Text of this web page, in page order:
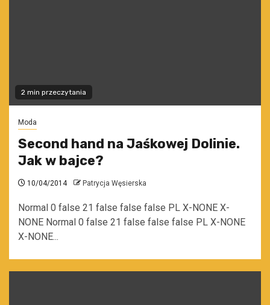
2 min przeczytania
Moda
Second hand na Jaśkowej Dolinie.
Jak w bajce?
10/04/2014 Patrycja Węsierska
Normal 0 false 21 false false false PL X-NONE X-
NONE Normal 0 false 21 false false false PL X-NONE
X-NONE...